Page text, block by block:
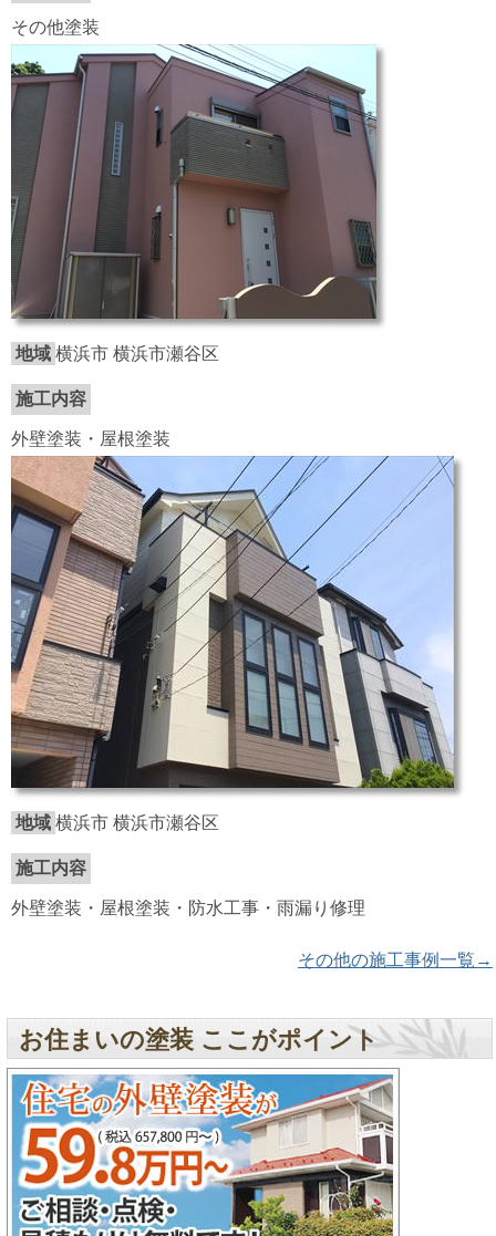
その他塗装
地域 横浜市 横浜市瀬谷区
施工内容
外壁塗装・屋根塗装
地域 横浜市 横浜市瀬谷区
施工内容
外壁塗装・屋根塗装・防水工事・雨漏り修理
その他の施工事例一覧→
お住まいの塗装 ここがポイント